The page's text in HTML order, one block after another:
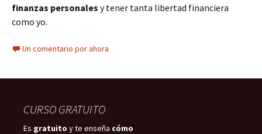
finanzas personales y tener tanta libertad financiera
como yo.
Un comentario por ahora
CURSO GRATUITO
Es gratuito y te enseña cómo